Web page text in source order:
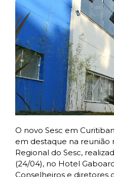
O novo Sesc em
em destaque na reunião
Regional do Sesc,
(24/04), no Hotel
Conselheiros e diretores